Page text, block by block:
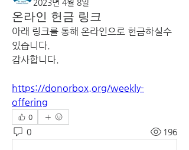
2023년 4월 8일
온라인 헌금 링크
아래 링크를 통해 온라인으로 헌금하실수
있습니다.
감사합니다.
https://donorbox.org/weekly-
offering
0
0 196